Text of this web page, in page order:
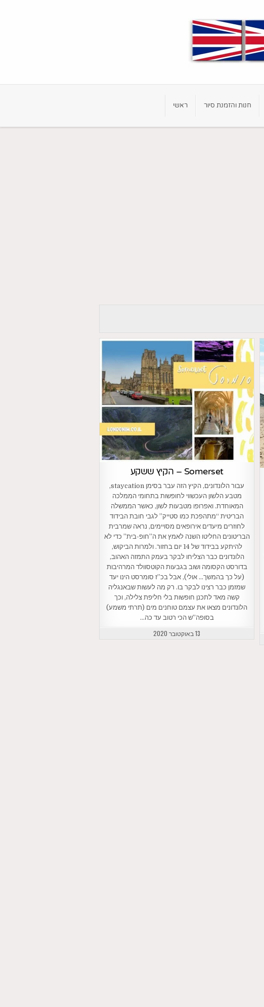
ראשי חנות והזמנת סיור
Somerset – הקיץ ששקע
עבור הלונדונים, הקיץ הזה עבר בסימן staycation,
מטבע הלשון העכשווי לחופשות בתחומי הממלכה
המאוחדת. ואפרופו מטבעות לשון, כאשר הממשלה
הבריטית “מתהפכת כמו סטייק” לגבי חובת הבידוד
לחוזרים מיעדים אירופאים מסויימים, נראה שמרבית
הבריטונים החליטו השנה לאמץ את ה”חופ-בית” כדי לא
להיתקע בבידוד של 14 יום בחזור. ולמרות הביקוש,
הלונדונים כבר הצליחו לבקר בעמק התמזה האהוב,
בדורסט הקסומה ושוב בגבעות הקוטסוולד המרהיבות
(על כך בהמשך… אולי), אבל בכ”ז סומרסט הינו יעד
שמזמן כבר רצינו לבקר בו. רק מה לעשות שבאנגליה
קשה מאד לתכנן חופשות בלי חליפת צלילה, וכך
הלונדונים מצאו את עצמם טוחנים מים (תרתי משמע)
בסופה”ש הכי רטוב עד כה…
13 באוקטובר 2020